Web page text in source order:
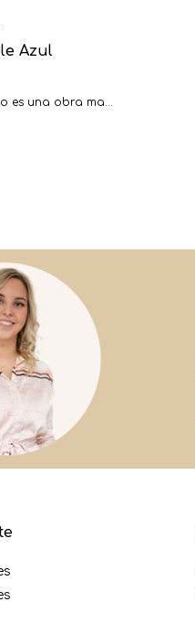
Azul
es una obra ma...